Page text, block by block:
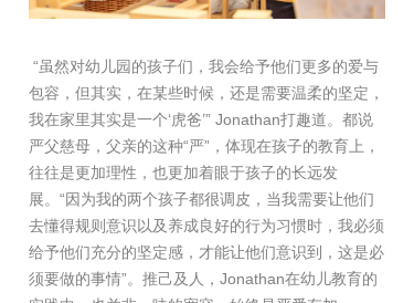
“虽然对幼儿园的孩子们，我会给予他们更多的爱与
包容，但其实，在某些时候，还是需要温柔的坚定，
我在家里其实是一个‘虎爸’” Jonathan打趣道。都说
严父慈母，父亲的这种“严”，体现在孩子的教育上，
往往是更加理性，也更加着眼于孩子的长远发
展。“因为我的两个孩子都很调皮，当我需要让他们
去懂得规则意识以及养成良好的行为习惯时，我必须
给予他们充分的坚定感，才能让他们意识到，这是必
须要做的事情”。推己及人，Jonathan在幼儿教育的